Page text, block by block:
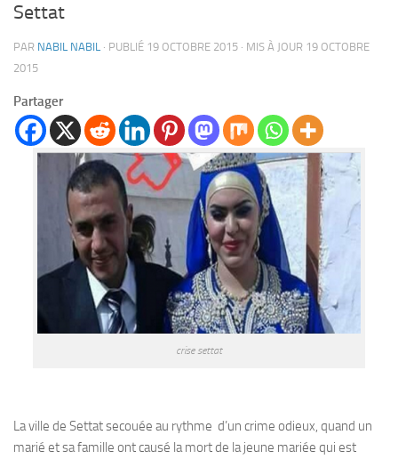
Settat
PAR NABIL NABIL · PUBLIÉ 19 OCTOBRE 2015 · MIS À JOUR 19 OCTOBRE
2015
Partager
crise settat
La ville de Settat secouée au rythme d’un crime odieux, quand un
marié et sa famille ont causé la mort de la jeune mariée qui est